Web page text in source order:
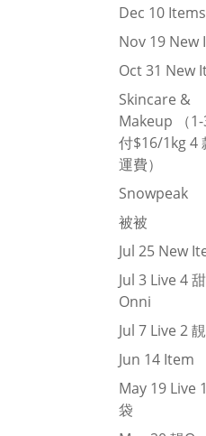
Dec 10 Items
Nov 19 New
Oct 31 New
Skincare &
Makeup （
付$16/1kg 4
運費）
Snowpeak
被被
Jul 25 New
Jul 3 Live 4
Onni
Jul 7 Live 2
Jun 14 Item
May 19 Live
袋